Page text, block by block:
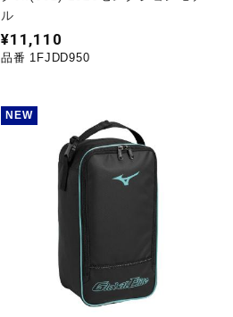
ル
¥11,110
品番 1FJDD950
NEW